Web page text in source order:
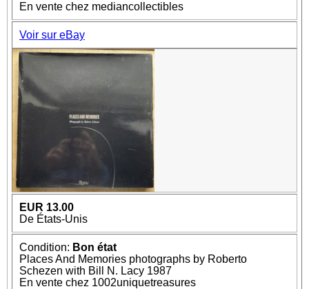
En vente chez mediancollectibles
Voir sur eBay
EUR 13.00
De États-Unis
Condition: Bon état
Places And Memories photographs by Roberto
Schezen with Bill N. Lacy 1987
En vente chez 1002uniquetreasures